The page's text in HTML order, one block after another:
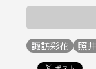
諏訪彩花 照